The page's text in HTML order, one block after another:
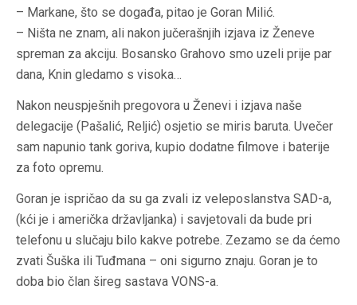
– Markane, što se događa, pitao je Goran Milić.
– Ništa ne znam, ali nakon jučerašnjih izjava iz Ženeve
spreman za akciju. Bosansko Grahovo smo uzeli prije par
dana, Knin gledamo s visoka…
Nakon neuspješnih pregovora u Ženevi i izjava naše
delegacije (Pašalić, Reljić) osjetio se miris baruta. Uvečer
sam napunio tank goriva, kupio dodatne filmove i baterije
za foto opremu.
Goran je ispričao da su ga zvali iz veleposlanstva SAD-a,
(kći je i američka državljanka) i savjetovali da bude pri
telefonu u slučaju bilo kakve potrebe. Zezamo se da ćemo
zvati Šuška ili Tuđmana – oni sigurno znaju. Goran je to
doba bio član šireg sastava VONS-a.